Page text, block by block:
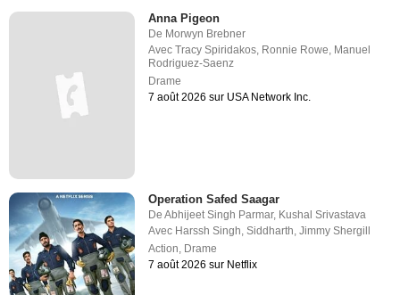
Anna Pigeon
De Morwyn Brebner
AvecTracy Spiridakos Ronnie Rowe Manuel
Rodriguez-Saenz
Drame
7 août 2026 sur USA Network Inc.
Operation Safed Saagar
DeAbhijeet Singh Parmar, Kushal Srivastava
Avec Harssh Singh,Siddharth,Jimmy Shergill
Action, Drame
7 août 2026 sur Netflix